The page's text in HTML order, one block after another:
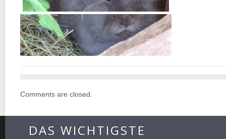
Comments are closed.
DAS WICHTIGSTE